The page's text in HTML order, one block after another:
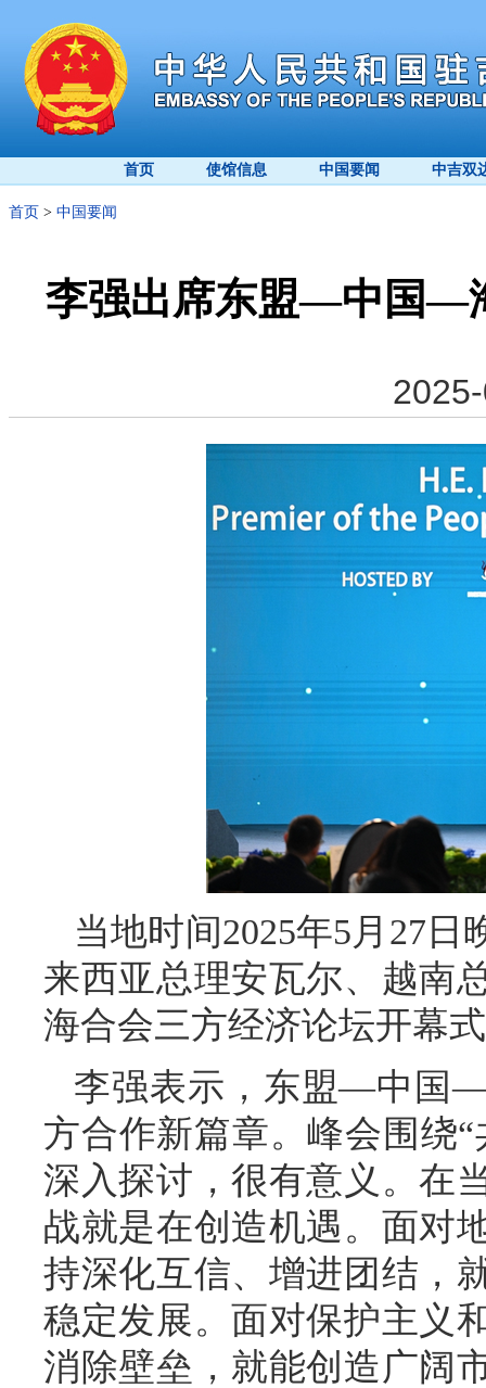
首页 使馆信息 中国要闻 中吉双
首页 > 中国要闻
李强出席东盟—中国—
当地时间2025年5月27
来西亚总理安瓦尔、越
海合会三方经济论坛开幕
李强表示，东盟—中国
方合作新篇章。峰会围绕
深入探讨，很有意义。在
战就是在创造机遇。面对
持深化互信、增进团结，
稳定发展。面对保护主义
消除壁垒，就能创造广阔